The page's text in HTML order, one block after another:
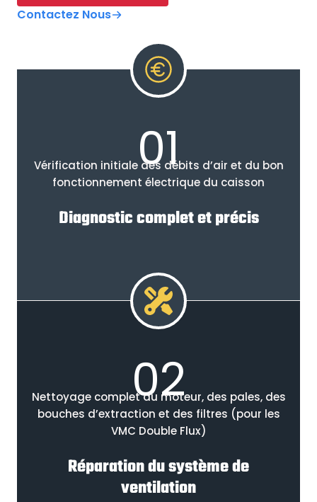
Contactez Nous
01
Vérification initiale des débits d’air et du bon
fonctionnement électrique du caisson
Diagnostic complet et précis
02
Nettoyage complet du moteur, des pales, des
bouches d’extraction et des filtres (pour les
VMC Double Flux)
Réparation du système de
ventilation